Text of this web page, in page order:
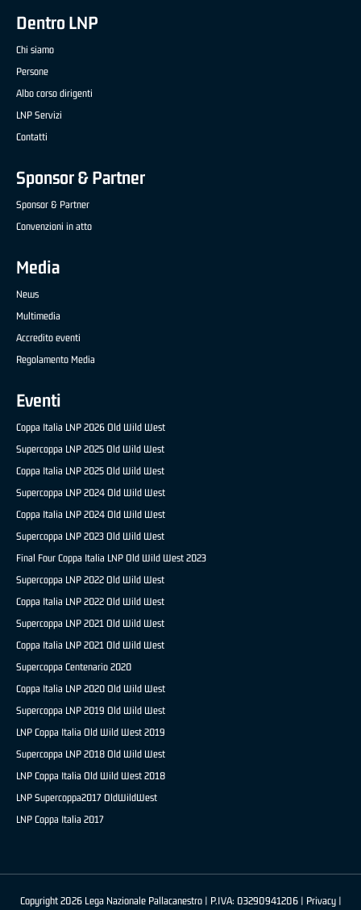
Dentro LNP
Chi siamo
Persone
Albo corso dirigenti
LNP Servizi
Contatti
Sponsor & Partner
Sponsor & Partner
Convenzioni in atto
Media
News
Multimedia
Accredito eventi
Regolamento Media
Eventi
Coppa Italia LNP 2026 Old Wild West
Supercoppa LNP 2025 Old Wild West
Coppa Italia LNP 2025 Old Wild West
Supercoppa LNP 2024 Old Wild West
Coppa Italia LNP 2024 Old Wild West
Supercoppa LNP 2023 Old Wild West
Final Four Coppa Italia LNP Old Wild West 2023
Supercoppa LNP 2022 Old Wild West
Coppa Italia LNP 2022 Old Wild West
Supercoppa LNP 2021 Old Wild West
Coppa Italia LNP 2021 Old Wild West
Supercoppa Centenario 2020
Coppa Italia LNP 2020 Old Wild West
Supercoppa LNP 2019 Old Wild West
LNP Coppa Italia Old Wild West 2019
Supercoppa LNP 2018 Old Wild West
LNP Coppa Italia Old Wild West 2018
LNP Supercoppa2017 OldWildWest
LNP Coppa Italia 2017
Copyright 2026 Lega Nazionale Pallacanestro | P.IVA: 03290941206 | Privacy|